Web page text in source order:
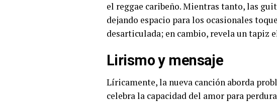
el reggae caribeño. Mientras tanto, las
dejando espacio para los ocasionales
desarticulada; en cambio, revela un tapiz
Lirismo y mensaje
Líricamente, la nueva canción aborda
celebra la capacidad del amor para